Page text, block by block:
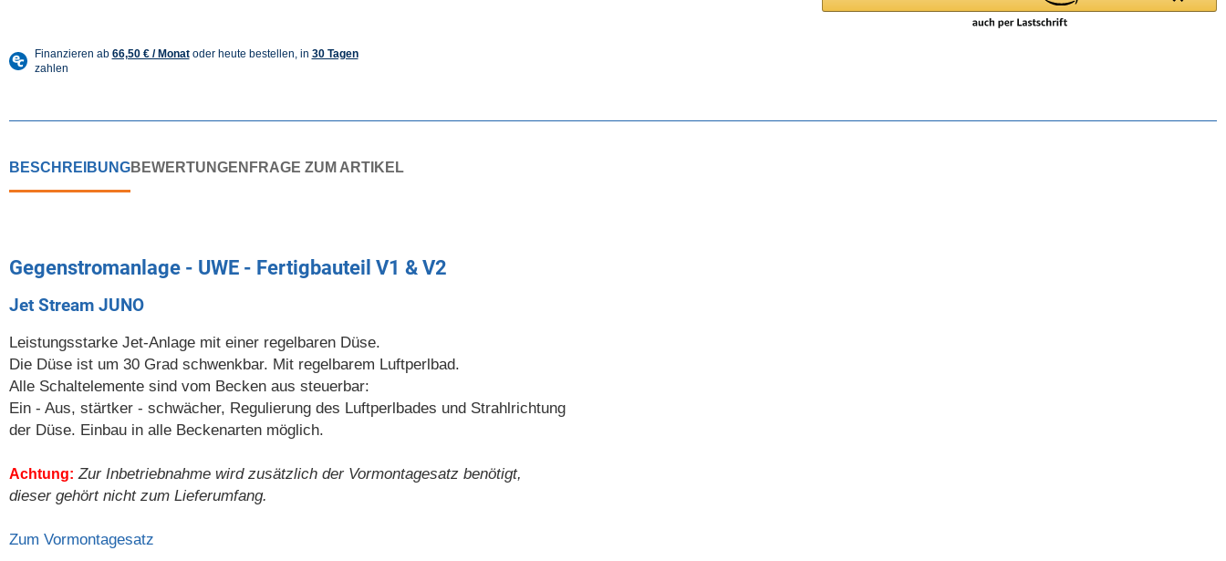
BESCHREIBUNGBEWERTUNGENFRAGE ZUM ARTIKEL
Gegenstromanlage - UWE - Fertigbauteil V1 & V2
Jet Stream JUNO
Leistungsstarke Jet-Anlage mit einer regelbaren Düse.
Die Düse ist um 30 Grad schwenkbar. Mit regelbarem Luftperlbad.
Alle Schaltelemente sind vom Becken aus steuerbar:
Ein - Aus, stärtker - schwächer, Regulierung des Luftperlbades und Strahlrichtung
der Düse. Einbau in alle Beckenarten möglich.
Achtung: Zur Inbetriebnahme wird zusätzlich der Vormontagesatz benötigt,
dieser gehört nicht zum Lieferumfang.
Zum Vormontagesatz